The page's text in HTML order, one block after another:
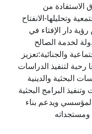
من
الانفتاح
الإفتاء في
الصالح
والجنائية:تعزيز
لتنفيذ الدراسات
والدينية
البرامج البحثية
ويدعم بناء